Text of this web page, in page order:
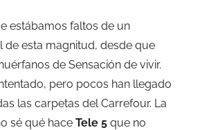
estábamos faltos de un
de esta magnitud, desde que
de Sensación de vivir.
pero pocos han llegado
las carpetas del Carrefour. La
sé qué hace Tele 5 que no